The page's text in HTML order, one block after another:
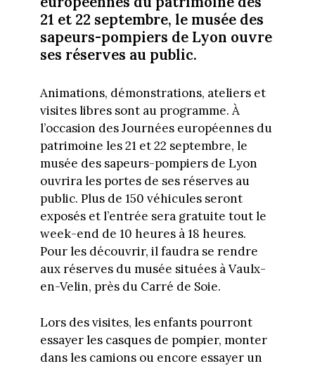
21 et 22 septembre, le musée des
sapeurs-pompiers de Lyon ouvre
ses réserves au public.
Animations, démonstrations, ateliers et
visites libres sont au programme. À
l’occasion des Journées européennes du
patrimoine les 21 et 22 septembre, le
musée des sapeurs-pompiers de Lyon
ouvrira les portes de ses réserves au
public. Plus de 150 véhicules seront
exposés et l’entrée sera gratuite tout le
week-end de 10 heures à 18 heures.
Pour les découvrir, il faudra se rendre
aux réserves du musée situées à Vaulx-
en-Velin, près du Carré de Soie.
Lors des visites, les enfants pourront
essayer les casques de pompier, monter
dans les camions ou encore essayer un